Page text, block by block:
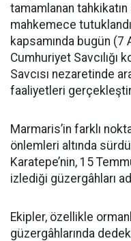
tamamlanan tahkikatın
mahkemece
kapsamında bugün
Cumhuriyet Savcılığı
Savcısı nezaretinde
faaliyetleri
Marmaris’in farklı
önlemleri altında
Karatepe’nin, 15
izlediği güzergâhları
Ekipler, özellikle
güzergâhlarında